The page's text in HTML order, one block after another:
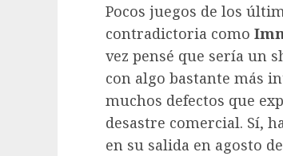
Pocos juegos de los
contradictoria como
vez pensé que sería un
con algo bastante más
muchos defectos que
desastre comercial. Sí,
en su salida en agosto